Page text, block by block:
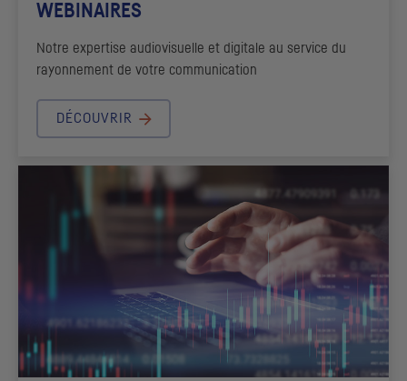
WEBINAIRES
Notre expertise audiovisuelle et digitale au service du
rayonnement de votre communication
DÉCOUVRIR